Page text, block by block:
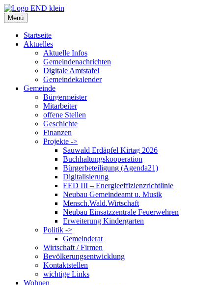
Zum
Inhalt
springen
Menü
Startseite
Aktuelles
Aktuelle Infos
Gemeindenachrichten
Digitale Amtstafel
Gemeindekalender
Gemeinde
Bürgermeister
Mitarbeiter
offene Stellen
Geschichte
Finanzen
Projekte ->
Sauwald Erdäpfel Kirtag 2026
Buchhaltungskooperation
Bürgerbeteiligung (Agenda21)
Digitalisierung
EED III – Energieeffizienzrichtlinie
Neubau Gemeindeamt u. Musik
Mensch.Wald.Wirtschaft
Neubau Einsatzzentrale Feuerwehren
Erweiterung Kindergarten
Politik ->
Gemeinderat
Wirtschaft / Firmen
Bevölkerungsentwicklung
Kontaktstellen
wichtige Links
Wohnen